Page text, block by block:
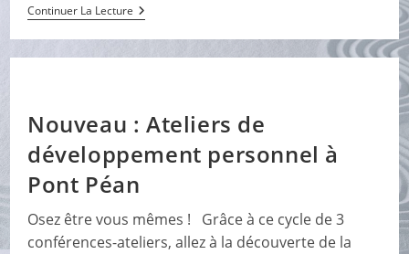
Continuer La LecturePeut-
On
Guérir
Des
Nouveau : Ateliers de
développement personnel à
Pont Péan
Osez être vous mêmes ! Grâce à ce cycle de 3
conférences-ateliers, allez à la découverte de la